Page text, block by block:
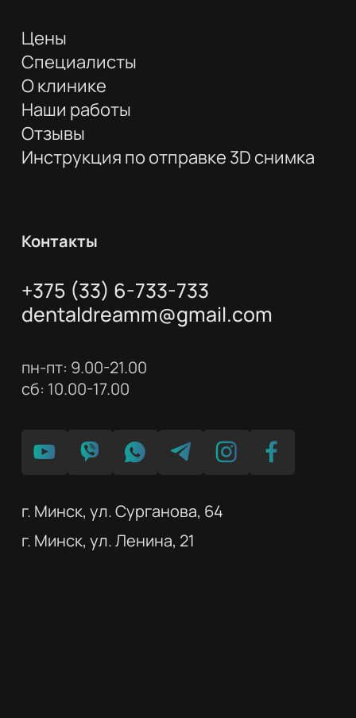
Цены
Специалисты
О клинике
Наши работы
Отзывы
Инструкция по отправке 3D снимка
Контакты
+375 (33) 6-733-733
dentaldreamm@gmail.com
пн-пт: 9.00-21.00
сб: 10.00-17.00
г. Минск, ул. Сурганова, 64
г. Минск, ул. Ленина, 21